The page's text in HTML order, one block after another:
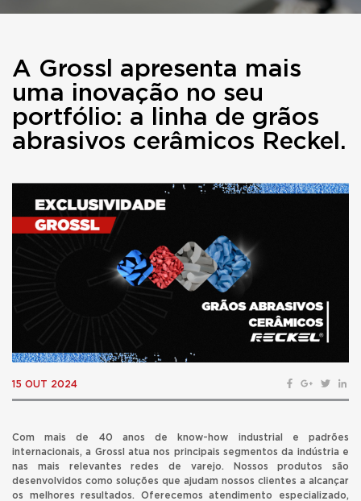
A Grossl apresenta mais
uma inovação no seu
portfólio: a linha de grãos
abrasivos cerâmicos Reckel.
15 OUT 2024
Com mais de 40 anos de know-how industrial e padrões
internacionais, a Grossl atua nos principais segmentos da indústria e
nas mais relevantes redes de varejo. Nossos produtos são
desenvolvidos como soluções que ajudam nossos clientes a alcançar
os melhores resultados. Oferecemos atendimento especializado,